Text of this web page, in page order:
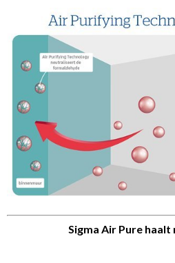
Sigma Air Pure haalt